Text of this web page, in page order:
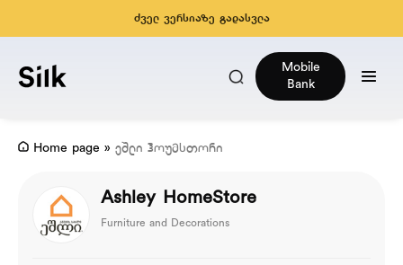
ძველ ვერსიაზე გადასვლა
Mobile
Bank
Home page » ეშლი ჰოუმსთორი
Ashley HomeStore
Furniture and Decorations